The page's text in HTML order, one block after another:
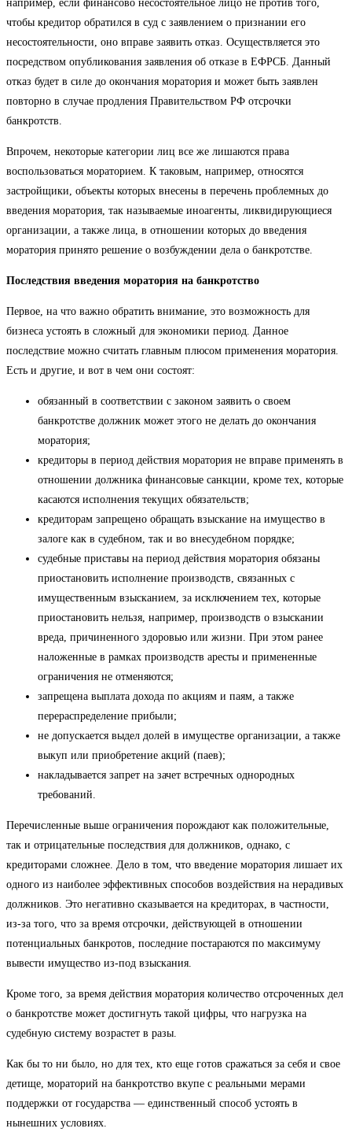
например, если финансово несостоятельное лицо не против того,
чтобы кредитор обратился в суд с заявлением о признании его
несостоятельности, оно вправе заявить отказ. Осуществляется это
посредством опубликования заявления об отказе в ЕФРСБ. Данный
отказ будет в силе до окончания моратория и может быть заявлен
повторно в случае продления Правительством РФ отсрочки
банкротств.
Впрочем, некоторые категории лиц все же лишаются права
воспользоваться мораторием. К таковым, например, относятся
застройщики, объекты которых внесены в перечень проблемных до
введения моратория, так называемые иноагенты, ликвидирующиеся
организации, а также лица, в отношении которых до введения
моратория принято решение о возбуждении дела о банкротстве.
Последствия введения моратория на банкротство
Первое, на что важно обратить внимание, это возможность для
бизнеса устоять в сложный для экономики период. Данное
последствие можно считать главным плюсом применения моратория.
Есть и другие, и вот в чем они состоят:
обязанный в соответствии с законом заявить о своем
банкротстве должник может этого не делать до окончания
моратория;
кредиторы в период действия моратория не вправе применять в
отношении должника финансовые санкции, кроме тех, которые
касаются исполнения текущих обязательств;
кредиторам запрещено обращать взыскание на имущество в
залоге как в судебном, так и во внесудебном порядке;
судебные приставы на период действия моратория обязаны
приостановить исполнение производств, связанных с
имущественным взысканием, за исключением тех, которые
приостановить нельзя, например, производств о взыскании
вреда, причиненного здоровью или жизни. При этом ранее
наложенные в рамках производств аресты и примененные
ограничения не отменяются;
запрещена выплата дохода по акциям и паям, а также
перераспределение прибыли;
не допускается выдел долей в имуществе организации, а также
выкуп или приобретение акций (паев);
накладывается запрет на зачет встречных однородных
требований.
Перечисленные выше ограничения порождают как положительные,
так и отрицательные последствия для должников, однако, с
кредиторами сложнее. Дело в том, что введение моратория лишает их
одного из наиболее эффективных способов воздействия на нерадивых
должников. Это негативно сказывается на кредиторах, в частности,
из-за того, что за время отсрочки, действующей в отношении
потенциальных банкротов, последние постараются по максимуму
вывести имущество из-под взыскания.
Кроме того, за время действия моратория количество отсроченных дел
о банкротстве может достигнуть такой цифры, что нагрузка на
судебную систему возрастет в разы.
Как бы то ни было, но для тех, кто еще готов сражаться за себя и свое
детище, мораторий на банкротство вкупе с реальными мерами
поддержки от государства — единственный способ устоять в
нынешних условиях.